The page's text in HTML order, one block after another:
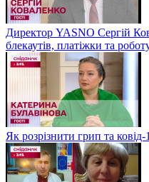
Директор YASNO Сергій
блекаутів, платіжки та
Як розрізнити грип та